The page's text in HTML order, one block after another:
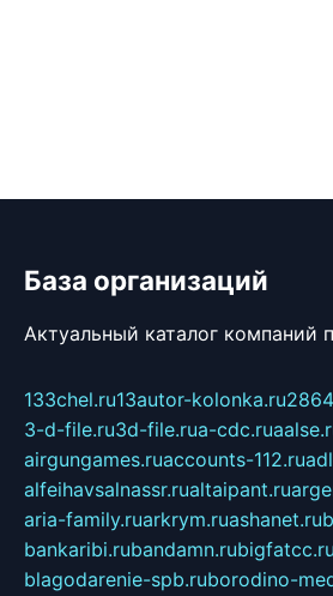
База организаций
Актуальный каталог компаний
133chel.ru13autor-kolonka.ru
3-d-file.ru3d-file.rua-cdc.ru
airgungames.ruaccounts-112.ru
alfeihavsalnassr.rualtaipant.ru
aria-family.ruarkrym.ruashanet.ru
bankaribi.rubandamn.rubigfatcc.ru
blagodarenie-spb.ruborodino-